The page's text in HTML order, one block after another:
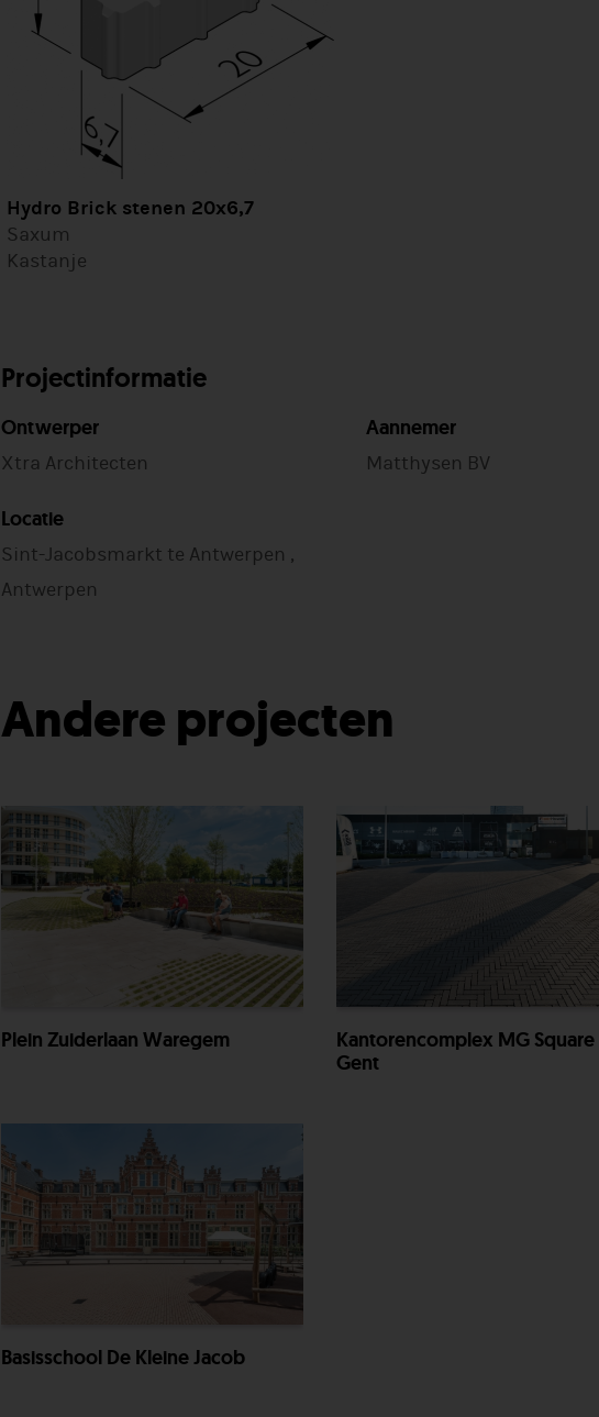
Hydro Brick stenen 20x6,7
Saxum
Kastanje
Projectinformatie
Ontwerper
Xtra Architecten
Aannemer
Matthysen BV
Locatie
Sint-Jacobsmarkt te Antwerpen ,
Antwerpen
Andere projecten
Plein Zuiderlaan Waregem
Kantorencomplex MG Square
Gent
Basisschool De Kleine Jacob